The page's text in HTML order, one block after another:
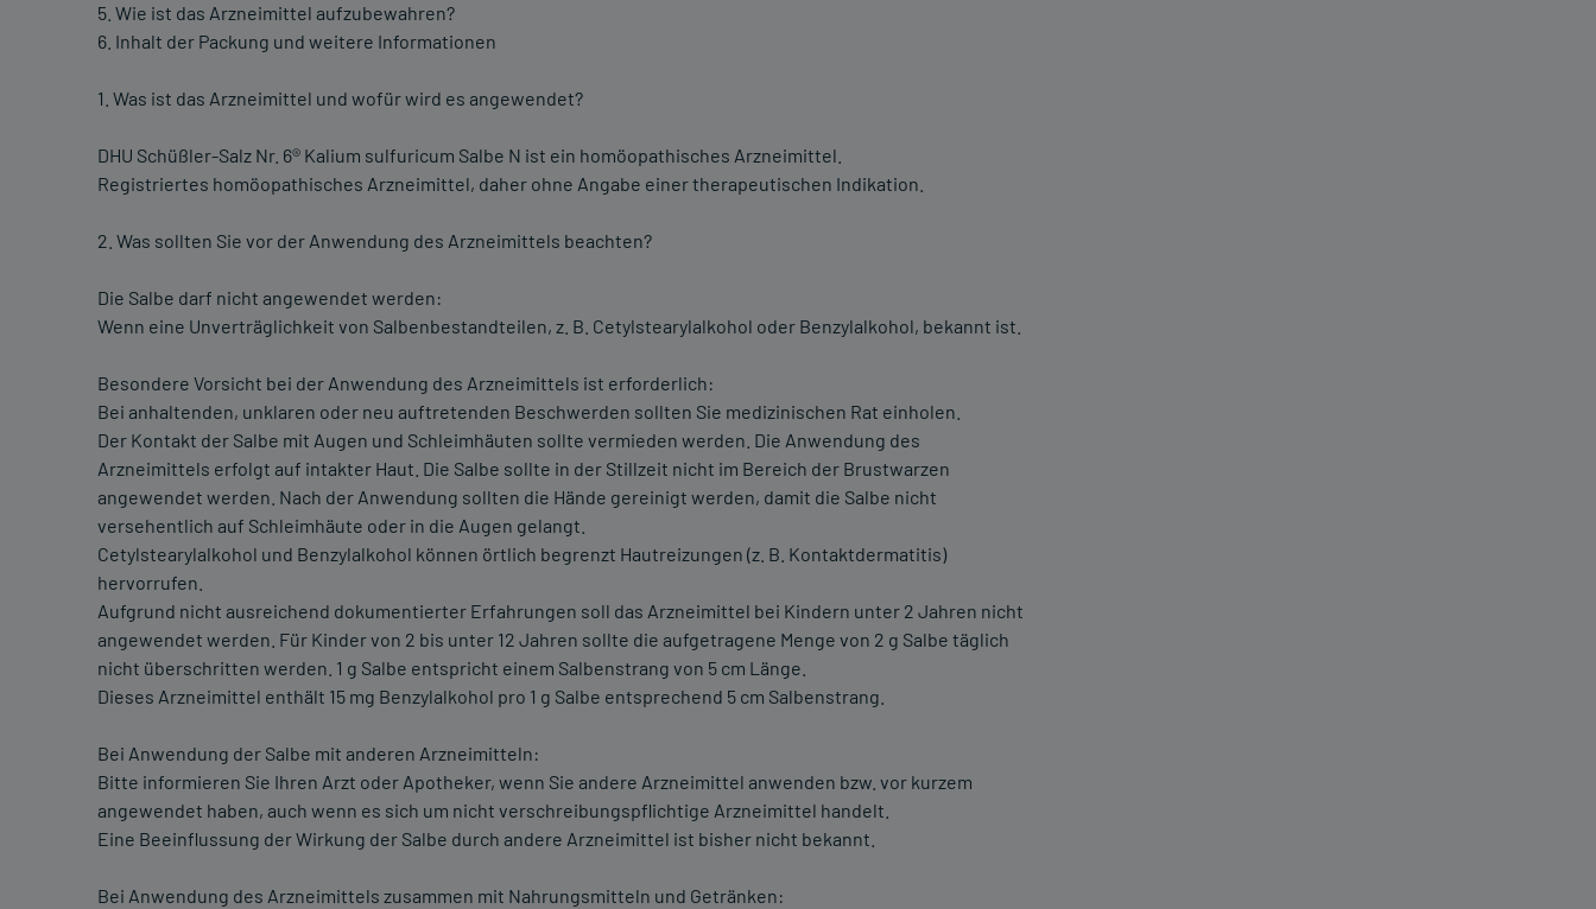
5. Wie ist das Arzneimittel aufzubewahren?
6. Inhalt der Packung und weitere Informationen
1. Was ist das Arzneimittel und wofür wird es angewendet?
DHU Schüßler-Salz Nr. 6® Kalium sulfuricum Salbe N ist ein homöopathisches Arzneimittel.
Registriertes homöopathisches Arzneimittel, daher ohne Angabe einer therapeutischen Indikation.
2. Was sollten Sie vor der Anwendung des Arzneimittels beachten?
Die Salbe darf nicht angewendet werden:
Wenn eine Unverträglichkeit von Salbenbestandteilen, z. B. Cetylstearylalkohol oder Benzylalkohol, bekannt ist.
Besondere Vorsicht bei der Anwendung des Arzneimittels ist erforderlich:
Bei anhaltenden, unklaren oder neu auftretenden Beschwerden sollten Sie medizinischen Rat einholen.
Der Kontakt der Salbe mit Augen und Schleimhäuten sollte vermieden werden. Die Anwendung des
Arzneimittels erfolgt auf intakter Haut. Die Salbe sollte in der Stillzeit nicht im Bereich der Brustwarzen
angewendet werden. Nach der Anwendung sollten die Hände gereinigt werden, damit die Salbe nicht
versehentlich auf Schleimhäute oder in die Augen gelangt.
Cetylstearylalkohol und Benzylalkohol können örtlich begrenzt Hautreizungen (z. B. Kontaktdermatitis)
hervorrufen.
Aufgrund nicht ausreichend dokumentierter Erfahrungen soll das Arzneimittel bei Kindern unter 2 Jahren nicht
angewendet werden. Für Kinder von 2 bis unter 12 Jahren sollte die aufgetragene Menge von 2 g Salbe täglich
nicht überschritten werden. 1 g Salbe entspricht einem Salbenstrang von 5 cm Länge.
Dieses Arzneimittel enthält 15 mg Benzylalkohol pro 1 g Salbe entsprechend 5 cm Salbenstrang.
Bei Anwendung der Salbe mit anderen Arzneimitteln:
Bitte informieren Sie Ihren Arzt oder Apotheker, wenn Sie andere Arzneimittel anwenden bzw. vor kurzem
angewendet haben, auch wenn es sich um nicht verschreibungspflichtige Arzneimittel handelt.
Eine Beeinflussung der Wirkung der Salbe durch andere Arzneimittel ist bisher nicht bekannt.
Bei Anwendung des Arzneimittels zusammen mit Nahrungsmitteln und Getränken: